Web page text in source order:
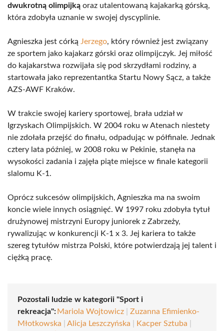
dwukrotną olimpijką oraz utalentowaną kajakarką górską,
która zdobyła uznanie w swojej dyscyplinie.
Agnieszka jest córką Jerzego, który również jest związany
ze sportem jako kajakarz górski oraz olimpijczyk. Jej miłość
do kajakarstwa rozwijała się pod skrzydłami rodziny, a
startowała jako reprezentantka Startu Nowy Sącz, a także
AZS-AWF Kraków.
W trakcie swojej kariery sportowej, brała udział w
Igrzyskach Olimpijskich. W 2004 roku w Atenach niestety
nie zdołała przejść do finału, odpadując w półfinale. Jednak
cztery lata później, w 2008 roku w Pekinie, stanęła na
wysokości zadania i zajęła piąte miejsce w finale kategorii
slalomu K-1.
Oprócz sukcesów olimpijskich, Agnieszka ma na swoim
koncie wiele innych osiągnięć. W 1997 roku zdobyła tytuł
drużynowej mistrzyni Europy juniorek z Zabrzeży,
rywalizując w konkurencji K-1 x 3. Jej kariera to także
szereg tytułów mistrza Polski, które potwierdzają jej talent i
ciężką pracę.
Pozostali ludzie w kategorii "Sport i
rekreacja": Mariola Wojtowicz
Zuzanna Efimienko-
Młotkowska
Alicja Leszczyńska Kacper Sztuba